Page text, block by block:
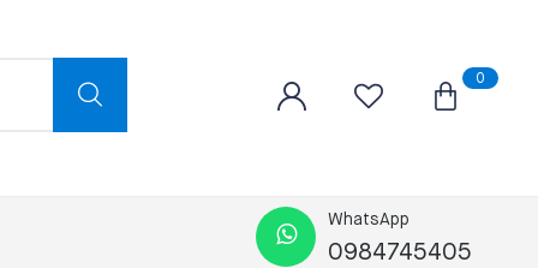
0
WhatsApp
0984745405